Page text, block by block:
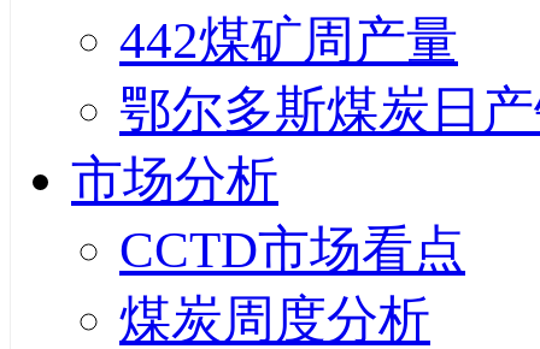
442煤矿周产量
鄂尔多斯煤炭日
市场分析
CCTD市场看点
煤炭周度分析